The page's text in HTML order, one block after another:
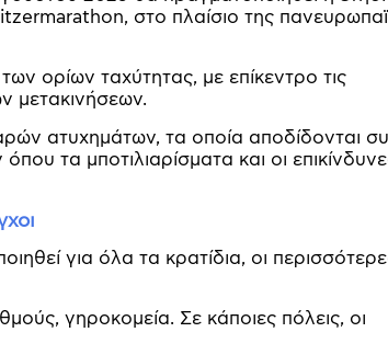
στο πλαίσιο της
ορίων ταχύτητας, με επίκεντρο τις
μετακινήσεων.
ατυχημάτων, τα οποία αποδίδονται
τα μποτιλιαρίσματα και οι
για όλα τα κρατίδια, οι
γηροκομεία. Σε κάποιες πόλεις, οι